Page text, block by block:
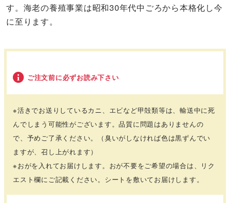
す。海老の養殖事業は昭和30年代中ごろから本格化し今
に至ります。
ご注文前に必ずお読み下さい
※活きでお送りしているカニ、エビなど甲殻類等は、輸送中に死
んでしまう可能性がございます。品質に問題はありませんの
で、予めご了承ください。（臭いがしなければ色は黒ずんでい
ますが、召し上がれます）
※おがを入れてお届けします。おが不要をご希望の場合は、リク
エスト欄にご記載ください。シートを敷いてお届けします。